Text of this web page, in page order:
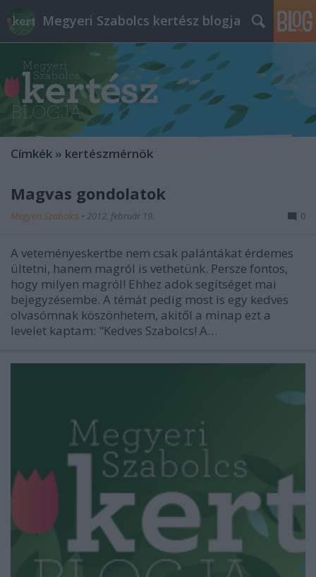
Megyeri Szabolcs kertész blogja
Címkék » kertészmérnök
Magvas gondolatok
Megyeri Szabolcs • 2012. február 19. 0
A veteményeskertbe nem csak palántákat érdemes
ültetni, hanem magról is vethetünk. Persze fontos,
hogy milyen magról! Ehhez adok segítséget mai
bejegyzésembe. A témát pedig most is egy kedves
olvasómnak köszönhetem, akitől a minap ezt a
levelet kaptam: "Kedves Szabolcs! A…